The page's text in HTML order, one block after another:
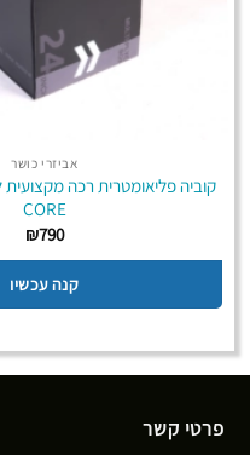
אביזרי כושר
CORE
₪790
קנה עכשיו
פרטי קשר